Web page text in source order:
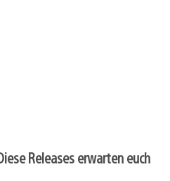
Releases erwarten euch